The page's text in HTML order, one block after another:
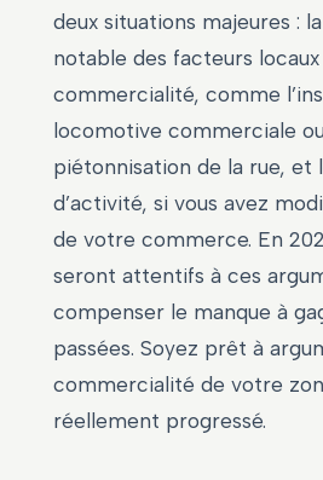
deux situations majeures :
notable des facteurs locaux
commercialité, comme
locomotive commerciale
piétonnisation de la rue, et
d’activité, si vous avez
de votre commerce. En
seront attentifs à ces
compenser le manque à
passées. Soyez prêt à
commercialité de votre
réellement progressé.